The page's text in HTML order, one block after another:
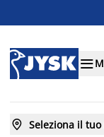

 Seleziona il tuo